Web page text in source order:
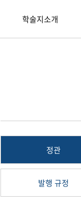
학술지소개
정관
발행 규정